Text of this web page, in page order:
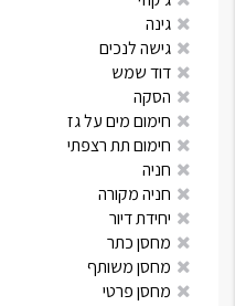
גינה
גישה לנכים
דוד שמש
הסקה
חימום מים על גז
חימום תת רצפתי
חניה
חניה מקורה
יחידת דיור
מחסן כתר
מחסן משותף
מחסן פרטי